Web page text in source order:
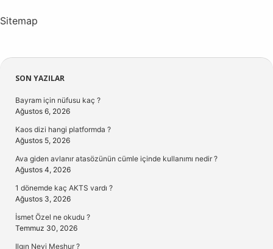
Sitemap
Sidebar
SON YAZILAR
Bayram için nüfusu kaç ?
Ağustos 6, 2026
Kaos dizi hangi platformda ?
Ağustos 5, 2026
Ava giden avlanır atasözünün cümle içinde kullanımı nedir ?
Ağustos 4, 2026
1 dönemde kaç AKTS vardı ?
Ağustos 3, 2026
İsmet Özel ne okudu ?
Temmuz 30, 2026
Ilgın Neyi Meşhur ?